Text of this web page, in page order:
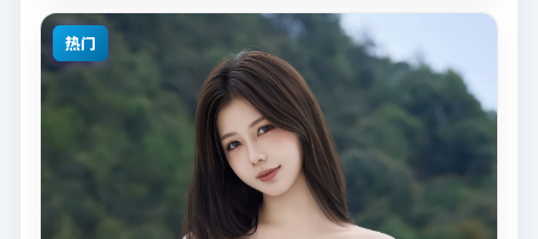
热门